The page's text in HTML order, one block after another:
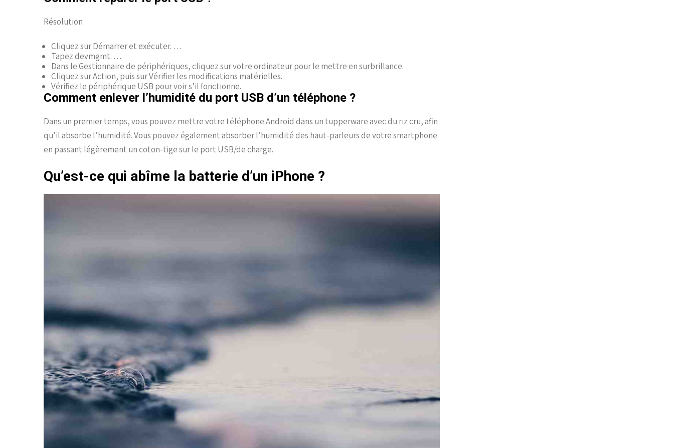
Résolution
Cliquez sur Démarrer et exécuter. …
Tapez devmgmt. …
Dans le Gestionnaire de périphériques, cliquez sur votre ordinateur pour le mettre en surbrillance.
Cliquez sur Action, puis sur Vérifier les modifications matérielles.
Vérifiez le périphérique USB pour voir s’il fonctionne.
Comment enlever l’humidité du port USB d’un téléphone ?
Dans un premier temps, vous pouvez mettre votre téléphone Android dans un tupperware avec du riz cru, afin
qu’il absorbe l’humidité. Vous pouvez également absorber l’humidité des haut-parleurs de votre smartphone
en passant légèrement un coton-tige sur le port USB/de charge.
Qu’est-ce qui abîme la batterie d’un iPhone ?